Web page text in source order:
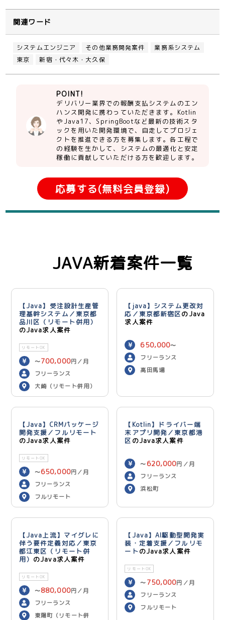
関連ワード
システムエンジニア その他業務開発案件
業務系システム
東京
新宿・代々木・大久保
POINT!
デリバリー業界での報酬支払システムのエン
ハンス開発に携わっていただきます。Kotlin
やJava17、SpringBootなど最新の技術スタ
ックを用いた開発環境で、自走してプロジェ
クトを推進できる方を募集します。各工程で
の経験を生かして、システムの最適化と安定
稼働に貢献していただける方を歓迎します。
応募する(無料会員登録)
JAVA新着案件一覧
【Java】受注設計生産管
理基幹システム／東京都
品川区（リモート併用）
のJava求人案件
リモートOK
〜700,000円／月
フリーランス
大崎（リモート併用）
【java】システム更改対
応／東京都新宿区のJava
求人案件
650,000〜
750,000 円／月
フリーランス
高田馬場
【Java】CRMパッケージ
開発支援／フルリモート
のJava求人案件
リモートOK
〜650,000円／月
フリーランス
フルリモート
【Kotlin】ドライバー端
末アプリ開発／東京都港
区 のJava求人案件
〜 620,000円／月
フリーランス
浜松町
【Java上流】マイグレに
伴う要件定義対応／東京
都江東区（リモート併
用） のJava求人案件
リモートOK
〜880,000円／月
フリーランス
東陽町（リモート併
【Java】AI駆動型開発実
装・定着支援／フルリモ
ートのJava求人案件
リモートOK
〜 750,000円／月
フリーランス
フルリモート